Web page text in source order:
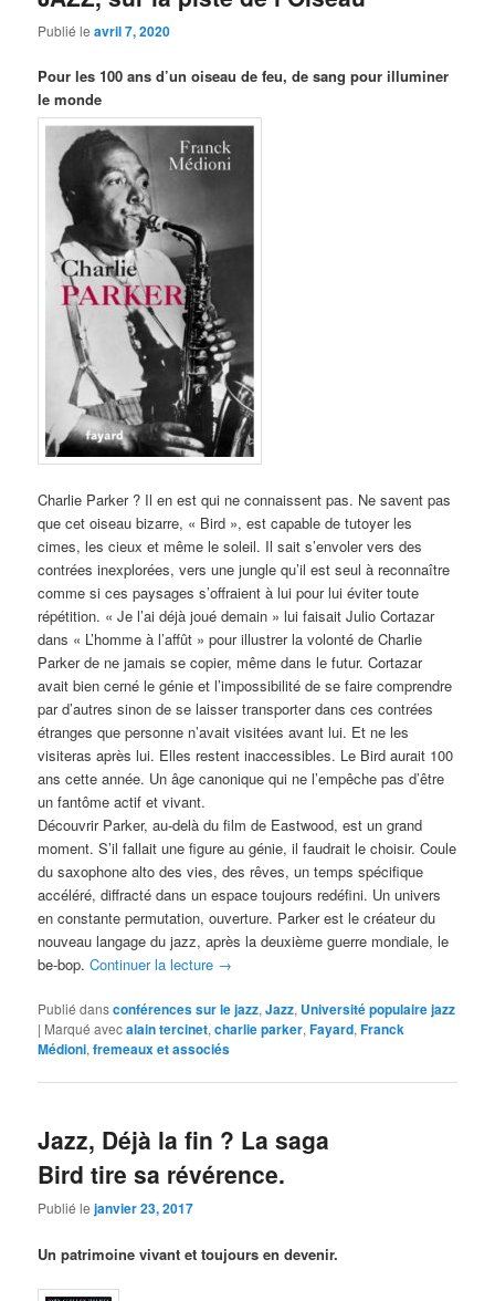
Publié leavril 7, 2020
Pour les 100 ans d’un oiseau de feu, de sang pour illuminer
le monde
Charlie Parker ? Il en est qui ne connaissent pas. Ne savent pas
que cet oiseau bizarre, « Bird », est capable de tutoyer les
cimes, les cieux et même le soleil. Il sait s’envoler vers des
contrées inexplorées, vers une jungle qu’il est seul à reconnaître
comme si ces paysages s’offraient à lui pour lui éviter toute
répétition. « Je l’ai déjà joué demain » lui faisait Julio Cortazar
dans « L’homme à l’affût » pour illustrer la volonté de Charlie
Parker de ne jamais se copier, même dans le futur. Cortazar
avait bien cerné le génie et l’impossibilité de se faire comprendre
par d’autres sinon de se laisser transporter dans ces contrées
étranges que personne n’avait visitées avant lui. Et ne les
visiteras après lui. Elles restent inaccessibles. Le Bird aurait 100
ans cette année. Un âge canonique qui ne l’empêche pas d’être
un fantôme actif et vivant.
Découvrir Parker, au-delà du film de Eastwood, est un grand
moment. S’il fallait une figure au génie, il faudrait le choisir. Coule
du saxophone alto des vies, des rêves, un temps spécifique
accéléré, diffracté dans un espace toujours redéfini. Un univers
en constante permutation, ouverture. Parker est le créateur du
nouveau langage du jazz, après la deuxième guerre mondiale, le
be-bop.Continuer la lecture →
Publié dansconférences sur le jazz,Jazz, Université populaire jazz
| Marqué avecalain tercinet,charlie parker,Fayard,Franck
Médioni,fremeaux et associés
Jazz, Déjà la fin ? La saga
Bird tire sa révérence.
Publié lejanvier 23, 2017
Un patrimoine vivant et toujours en devenir.